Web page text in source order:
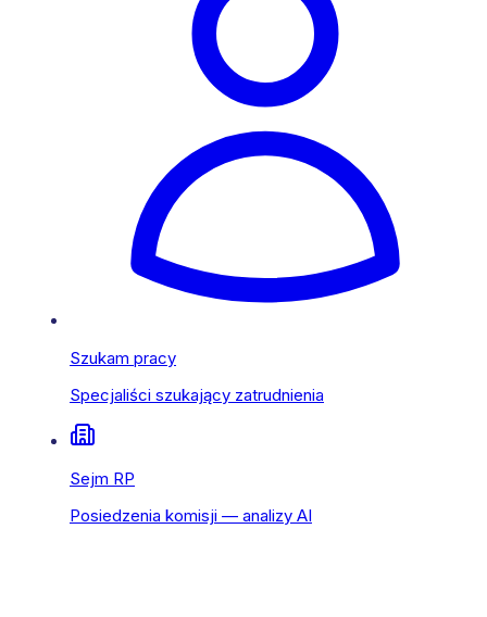
Szukam pracy
Specjaliści szukający zatrudnienia
Sejm RP
Posiedzenia komisji — analizy AI